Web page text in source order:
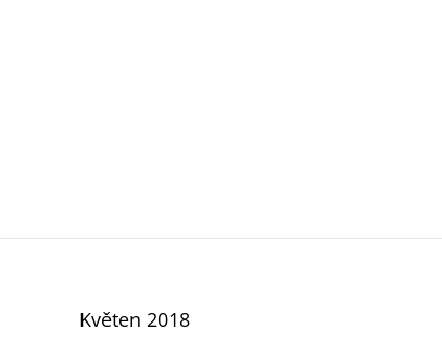
Květen 2018